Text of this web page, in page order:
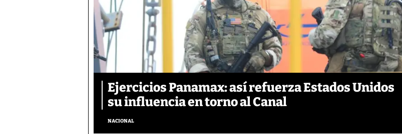
Ejercicios Panamax: así refuerza Estados Unidos
su influencia en torno al Canal
NACIONAL